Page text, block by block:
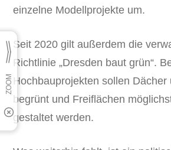
einzelne Modellprojekte um.
Seit 2020 gilt außerdem die
Richtlinie „Dresden baut grün“.
Hochbauprojekten sollen Dächer
begrünt und Freiflächen
gestaltet werden.